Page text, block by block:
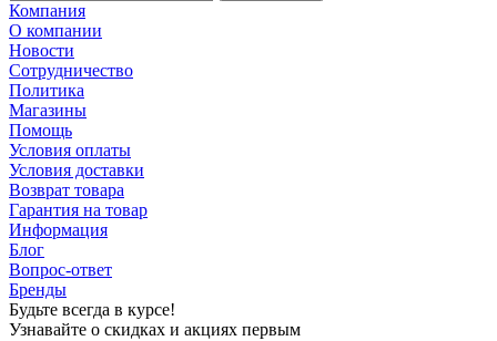
Компания
О компании
Новости
Сотрудничество
Политика
Магазины
Помощь
Условия оплаты
Условия доставки
Возврат товара
Гарантия на товар
Информация
Блог
Вопрос-ответ
Бренды
Будьте всегда в курсе!
Узнавайте о скидках и акциях первым